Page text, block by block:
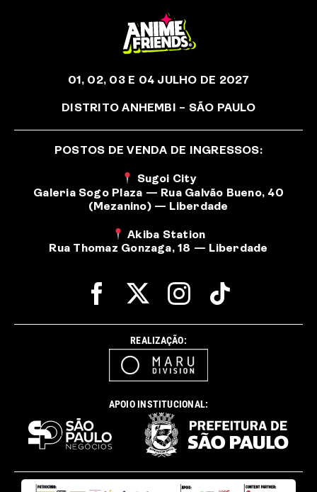
01, 02, 03 E 04 JULHO DE 2027
DISTRITO ANHEMBI – SÃO PAULO
POSTOS DE VENDA DE INGRESSOS:
Sugoi City
Galeria Sogo Plaza — Rua Galvão Bueno, 40
(Mezanino) — Liberdade
Akiba Station
Rua Thomaz Gonzaga, 18 — Liberdade
REALIZAÇÃO:
APOIO INSTITUCIONAL: